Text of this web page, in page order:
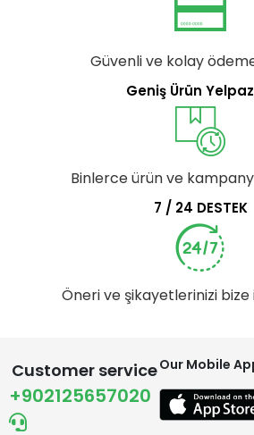
Güvenli ve kolay
Geniş Ürün
Binlerce ürün ve
7 / 24 DESTEK
Öneri ve şikayetlerinizi bize
Customer service
+902125657020
Our Mobile